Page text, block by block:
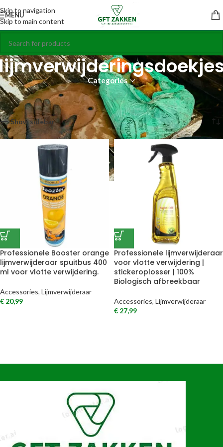
Skip to navigation
Skip to main content
MENU
Categories
Home Producten getagged “lijmverwijderingsdoekjes”
Toont alle 2 resultaten
Show sidebar
Professionele Booster orange
lijmverwijderaar spuitbus 400
ml voor vlotte verwijdering.
Accessories, Lijmverwijderaar
€ 20,99
Professionele lijmverwijderaar
voor vlotte verwijdering |
stickeroplosser | 100%
Biologisch afbreekbaar
Accessories, Lijmverwijderaar
€ 27,99